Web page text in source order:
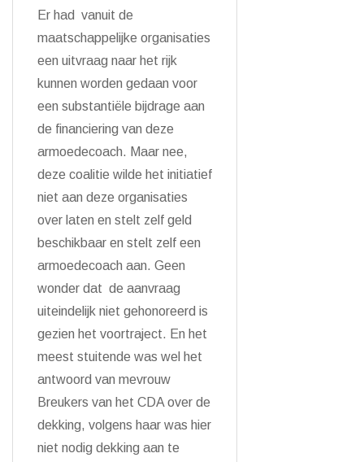
Er had vanuit de
maatschappelijke organisaties
een uitvraag naar het rijk
kunnen worden gedaan voor
een substantiële bijdrage aan
de financiering van deze
armoedecoach. Maar nee,
deze coalitie wilde het initiatief
niet aan deze organisaties
over laten en stelt zelf geld
beschikbaar en stelt zelf een
armoedecoach aan. Geen
wonder dat de aanvraag
uiteindelijk niet gehonoreerd is
gezien het voortraject. En het
meest stuitende was wel het
antwoord van mevrouw
Breukers van het CDA over de
dekking, volgens haar was hier
niet nodig dekking aan te